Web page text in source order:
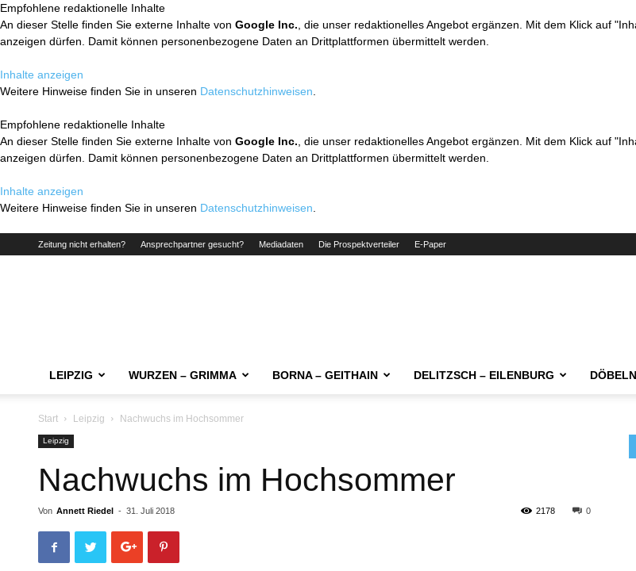
Empfohlene redaktionelle Inhalte
An dieser Stelle finden Sie externe Inhalte von Google Inc. , die unser redaktionelles Angebot ergänzen. Mit dem Klick auf
anzeigen dürfen. Damit können personenbezogene Daten an Drittplattformen übermittelt werden.
Inhalte anzeigen
Weitere Hinweise finden Sie in unseren Datenschutzhinweisen
Empfohlene redaktionelle Inhalte
An dieser Stelle finden Sie externe Inhalte von Google Inc. , die unser redaktionelles Angebot ergänzen. Mit dem Klick auf
anzeigen dürfen. Damit können personenbezogene Daten an Drittplattformen übermittelt werden.
Inhalte anzeigen
Weitere Hinweise finden Sie in unseren Datenschutzhinweisen
Zeitung nicht erhalten? Ansprechpartner gesucht? Mediadaten Die Prospektverteiler E-Paper
LEIPZIG WURZEN – GRIMMA BORNA – GEITHAIN DELITZSCH – EILENBURG DÖBELN
Start Leipzig Nachwuchs im Hochsommer
Leipzig
Nachwuchs im Hochsommer
Von Annett Riedel - 31. Juli 2018 0
2178